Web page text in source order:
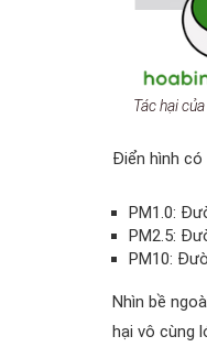
Tác hại
Điển hình
PM1.0:
PM2.5:
PM10:
Nhìn bề
hại vô cùng